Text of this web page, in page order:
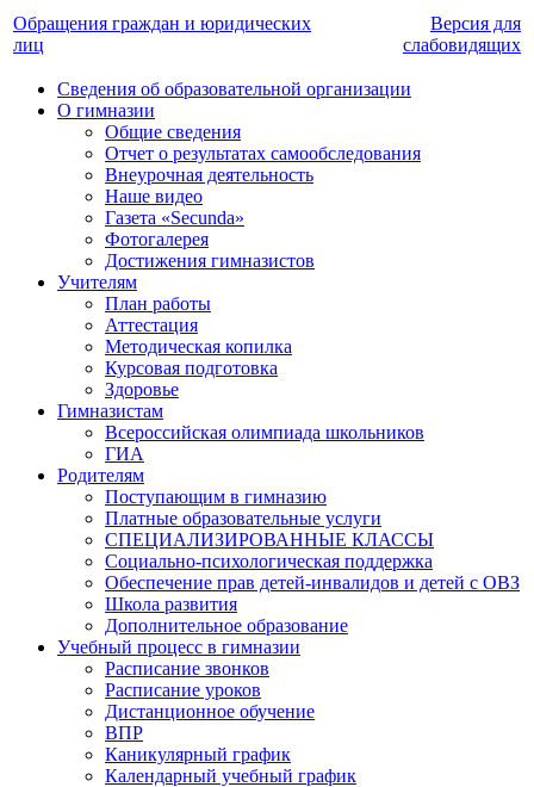
Обращения граждан и юридических
лиц
Версия для
слабовидящих
Сведения об образовательной организации
О гимназии
Общие сведения
Отчет о результатах самообследования
Внеурочная деятельность
Наше видео
Газета «Secunda»
Фотогалерея
Достижения гимназистов
Учителям
План работы
Аттестация
Методическая копилка
Курсовая подготовка
Здоровье
Гимназистам
Всероссийская олимпиада школьников
ГИА
Родителям
Поступающим в гимназию
Платные образовательные услуги
СПЕЦИАЛИЗИРОВАННЫЕ КЛАССЫ
Социально-психологическая поддержка
Обеспечение прав детей-инвалидов и детей с ОВЗ
Школа развития
Дополнительное образование
Учебный процесс в гимназии
Расписание звонков
Расписание уроков
Дистанционное обучение
ВПР
Каникулярный график
Календарный учебный график